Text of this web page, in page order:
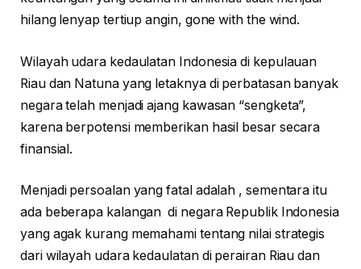
hilang lenyap tertiup angin, gone with the wind.
Wilayah udara kedaulatan Indonesia di kepulauan
Riau dan Natuna yang letaknya di perbatasan banyak
negara telah menjadi ajang kawasan “sengketa”,
karena berpotensi memberikan hasil besar secara
finansial.
Menjadi persoalan yang fatal adalah , sementara itu
ada beberapa kalangan di negara Republik Indonesia
yang agak kurang memahami tentang nilai strategis
dari wilayah udara kedaulatan di perairan Riau dan